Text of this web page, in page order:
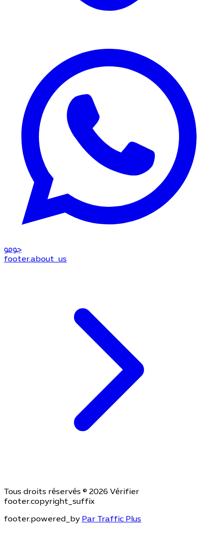
جومو
footer.about_us
Tous droits réservés © 2026 Vérifier
footer.copyright_suffix
footer.powered_by Par Traffic Plus